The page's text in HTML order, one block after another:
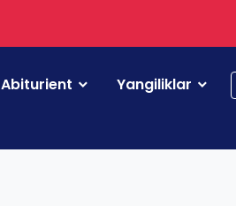
Abiturient Yangiliklar